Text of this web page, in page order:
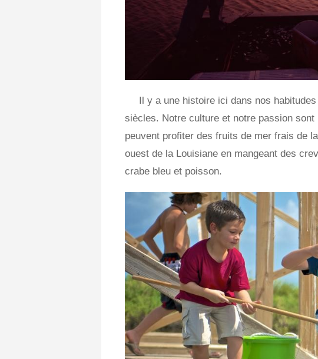
Il y a une histoire ici dans nos
siècles. Notre culture et notre passion
peuvent profiter des fruits de mer frais de
ouest de la Louisiane en mangeant des
crabe bleu et poisson.